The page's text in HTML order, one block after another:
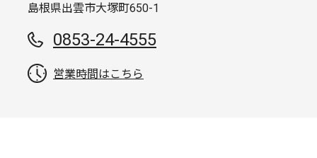
島根県出雲市大塚町650-1
0853-24-4555
営業時間はこちら